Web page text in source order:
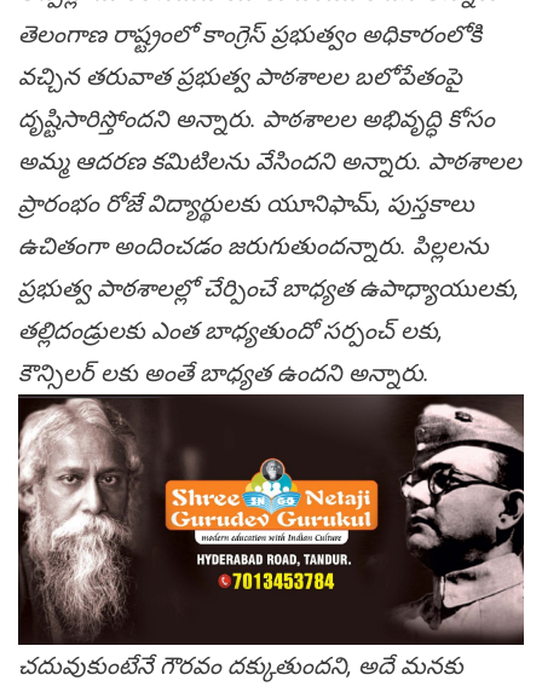
తెలంగాణ రాష్ట్రంలో కాంగ్రెస్ ప్రభుత్వం అధికారంలోకి
వచ్చిన తరువాత ప్రభుత్వ పాఠశాలల బలోపేతంపై
దృష్టిసారిస్తోందని అన్నారు. పాఠశాలల అభివృద్ధి కోసం
అమ్మ ఆదరణ కమిటిలను వేసిందని అన్నారు. పాఠశాలల
ప్రారంభం రోజే విద్యార్థులకు యూనిఫామ్, పుస్తకాలు
ఉచితంగా అందించడం జరుగుతుందన్నారు. పిల్లలను
ప్రభుత్వ పాఠశాలల్లో చేర్పించే బాధ్యత ఉపాధ్యాయులకు,
తల్లిదండ్రులకు ఎంత బాధ్యతుందో సర్పంచ్ లకు,
కౌన్సిలర్ లకు అంతే బాధ్యత ఉందని అన్నారు.
చదువుకుంటేనే గౌరవం దక్కుతుందని, అదే మనకు